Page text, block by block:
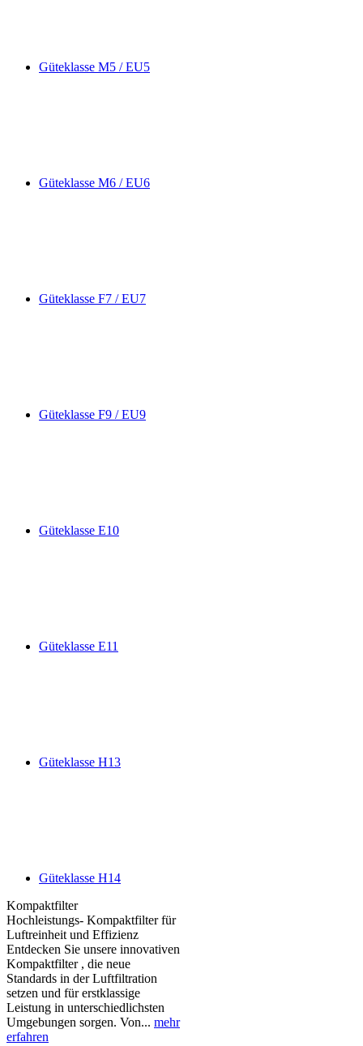
Güteklasse M5 / EU5
Güteklasse M6 / EU6
Güteklasse F7 / EU7
Güteklasse F9 / EU9
Güteklasse E10
Güteklasse E11
Güteklasse H13
Güteklasse H14
Kompaktfilter
Hochleistungs- Kompaktfilter für
Luftreinheit und Effizienz
Entdecken Sie unsere innovativen
Kompaktfilter , die neue
Standards in der Luftfiltration
setzen und für erstklassige
Leistung in unterschiedlichsten
Umgebungen sorgen. Von... mehr
erfahren